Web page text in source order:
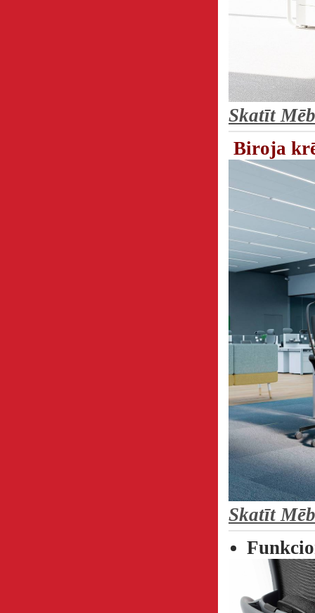
Skatīt
Biroja
Skatīt